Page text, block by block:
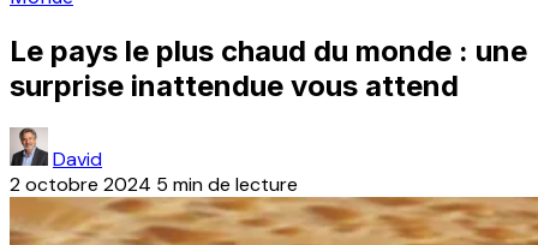
Le pays le plus chaud du monde : une
surprise inattendue vous attend
David
2 octobre 2024 5 min de lecture